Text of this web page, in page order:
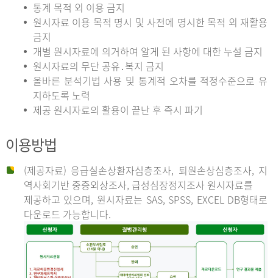
통계 목적 외 이용 금지
원시자료 이용 목적 명시 및 사전에 명시한 목적 외 재활용
금지
개별 원시자료에 의거하여 알게 된 사항에 대한 누설 금지
원시자료의 무단 공유․복지 금지
올바른 분석기법 사용 및 통계적 오차를 적정수준으로 유
지하도록 노력
제공 원시자료의 활용이 끝난 후 즉시 파기
이용방법
(제공자료) 응급실손상환자심층조사, 퇴원손상심층조사, 지
역사회기반 중증외상조사, 급성심장정지조사 원시자료를
제공하고 있으며, 원시자료는 SAS, SPSS, EXCEL DB형태로
다운로드 가능합니다.